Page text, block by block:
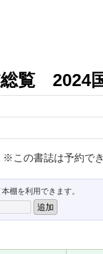
覧 2024
※この書誌は予約でき
棚を利用できます。